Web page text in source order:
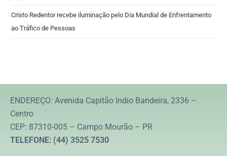
Cristo Redentor recebe iluminação pelo Dia Mundial de Enfrentamento
ao Tráfico de Pessoas
ENDEREÇO: Avenida Capitão Indio Bandeira, 2336 –
Centro
CEP: 87310-005 – Campo Mourão – PR
TELEFONE: (44) 3525 7530